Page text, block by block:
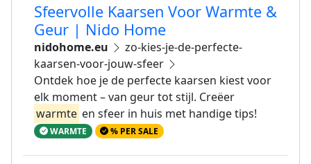
Sfeervolle Kaarsen Voor Warmte &
Geur | Nido Home
nidohome.eu
zo-kies-je-de-perfecte-
kaarsen-voor-jouw-sfeer
Ontdek hoe je de perfecte kaarsen kiest voor
elk moment – van geur tot stijl. Creëer
warmte en sfeer in huis met handige tips!
WARMTE % PER SALE